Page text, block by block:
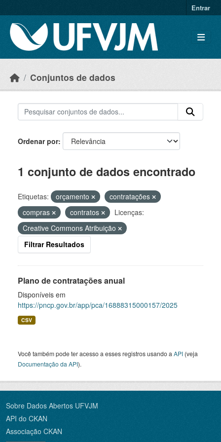
Entrar
Conjuntos de dados
Ordenar por
1 conjunto de dados encontrado
Etiquetas: orçamento
contratações
compras
contratos
Licenças:
Creative Commons Atribuição
Filtrar Resultados
Plano de contratações anual
Disponíveis em
https://pncp.gov.br/app/pca/16888315000157/2025
CSV
Você também pode ter acesso a esses registros usando a API (veja
Documentação da API).
Sobre Dados Abertos UFVJM
API do CKAN
Associação CKAN